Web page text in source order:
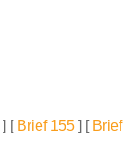
] [ Brief 155 ] [